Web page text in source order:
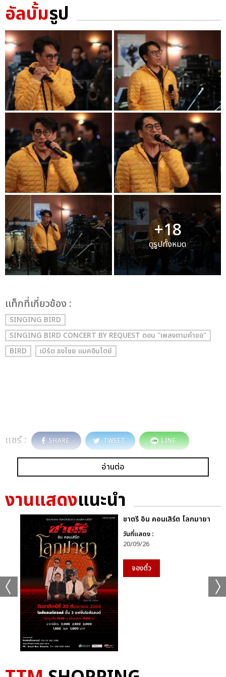
อัลบั้มรูป
+18
ดูรูปทั้งหมด
เเท็กที่เกี่ยวข้อง :
SINGING BIRD
SINGING BIRD CONCERT BY REQUEST ตอน ''เพลงตามคำขอ''
BIRD
เบิร์ด ธงไชย แมคอินไตย์
แชร์ : SHARE TWEET LINE
อ่านต่อ
งานแสดงแนะนำ
ชาตรี อิน คอนเสิร์ต โลกมายา
วันที่แสดง :
20/09/26
จองตั๋ว